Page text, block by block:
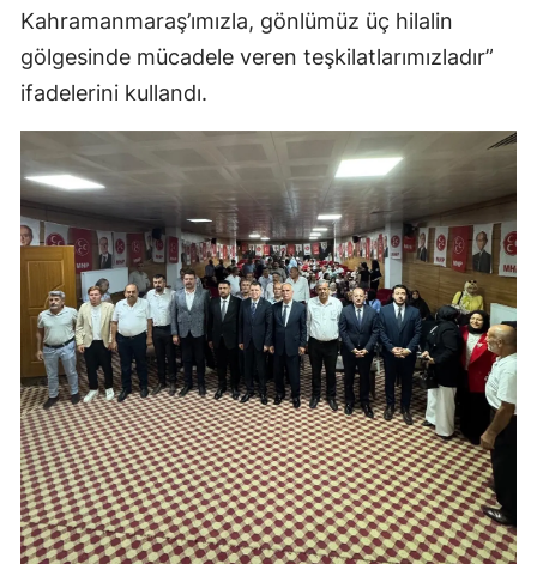
Kahramanmaraş’ımızla, gönlümüz üç hilalin
gölgesinde mücadele veren teşkilatlarımızladır”
ifadelerini kullandı.